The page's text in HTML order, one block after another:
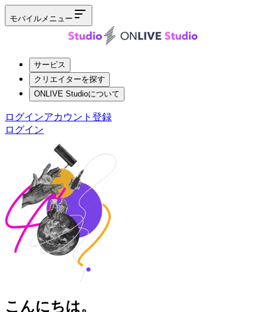
モバイルメニュー
サービス
クリエイターを探す
ONLIVE Studioについて
ログインアカウント登録
ログイン
こんにちは。